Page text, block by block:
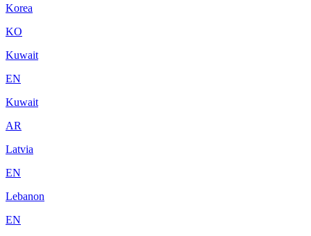
Korea
KO
Kuwait
EN
Kuwait
AR
Latvia
EN
Lebanon
EN